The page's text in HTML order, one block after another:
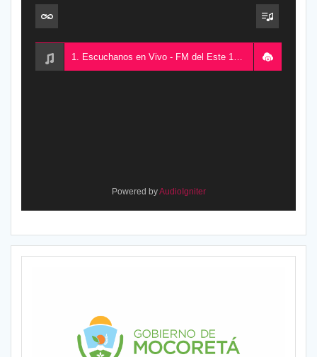
1. Escuchanos en Vivo - FM del Este 100.5, desde Chajarí, Entre Ríos, Argentina
Powered byAudioIgniter